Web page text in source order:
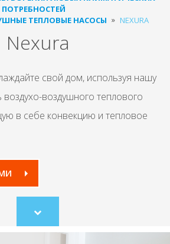
ПОТРЕБНОСТЕЙ
ТЕПЛОВЫЕ НАСОСЫ
NEXURA
Nexura
свой дом, используя нашу
воздушного теплового
в себе конвекцию и тепловое
Scroll
to
content